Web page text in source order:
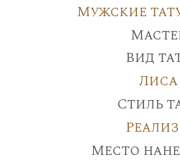
Мужские
Вид
Лиса
Стиль
Место